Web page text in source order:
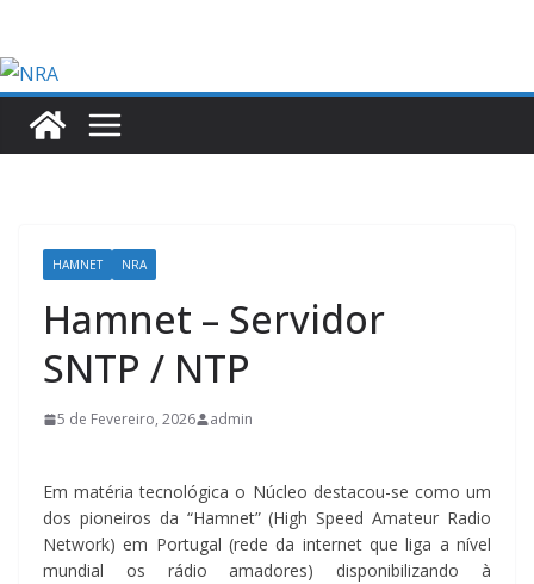
content
HAMNET NRA
Hamnet – Servidor
SNTP / NTP
5 de Fevereiro, 2026 admin
Em matéria tecnológica o Núcleo destacou-se como um
dos pioneiros da “Hamnet” (High Speed Amateur Radio
Network) em Portugal (rede da internet que liga a nível
mundial os rádio amadores) disponibilizando à